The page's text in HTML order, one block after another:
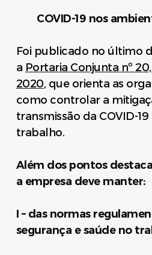
COVID-19 nos
Foi publicado no último
a Portaria Conjunta nº
2020, que orienta as
como controlar a
transmissão da COVID-
trabalho.
Além dos pontos
a empresa deve manter:
I – das normas
segurança e saúde no